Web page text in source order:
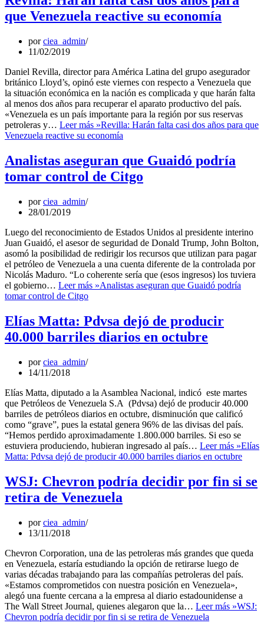
que Venezuela reactive su economía
porciea_admin
11/02/2019
Daniel Revilla, director para América Latina del grupo asegurador
británico Lloyd’s, opinó este viernes con respecto a Venezuela que
la situación económica en la nación es complicada y que harán falta
al menos dos años para recuperar el aparato productivo del país.
«Venezuela es un país importante para la región por sus reservas
petroleras y… Leer más »Revilla: Harán falta casi dos años para que
Venezuela reactive su economía
Analistas aseguran que Guaidó podría
tomar control de Citgo
porciea_admin
28/01/2019
Luego del reconocimiento de Estados Unidos al presidente interino
Juan Guaidó, el asesor de seguridad de Donald Trump, John Bolton,
asomó la posibilidad de redirigir los recursos que utilizan para pagar
el petróleo de Venezuela a una cuenta diferente de la controlada por
Nicolás Maduro. “Lo coherente sería que (esos ingresos) los tuviera
el gobierno… Leer más »Analistas aseguran que Guaidó podría
tomar control de Citgo
Elías Matta: Pdvsa dejó de producir
40.000 barriles diarios en octubre
porciea_admin
14/11/2018
Elías Matta, diputado a la Asamblea Nacional, indicó este martes
que Petróleos de Venezuela S.A (Pdvsa) dejó de producir 40.000
barriles de petróleos diarios en octubre, disminución que calificó
como “grave”, pues la estatal genera 96% de las divisas del país.
“Hemos perdido aproximadamente 1.800.000 barriles. Si eso se
estuviera produciendo, hubieran ingresado al país… Leer más »Elías
Matta: Pdvsa dejó de producir 40.000 barriles diarios en octubre
WSJ: Chevron podría decidir por fin si se
retira de Venezuela
porciea_admin
13/11/2018
Chevron Corporation, una de las petroleras más grandes que queda
en Venezuela, estaría estudiando la opción de retirarse luego de
varias décadas trabajando para las compañías petroleras del país.
«Estamos comprometidos con nuestra posición en Venezuela»,
alegó una fuente cercana a la empresa al diario estadounidense a
The Wall Street Journal, quienes alegaron que la… Leer más »WSJ:
Chevron podría decidir por fin si se retira de Venezuela